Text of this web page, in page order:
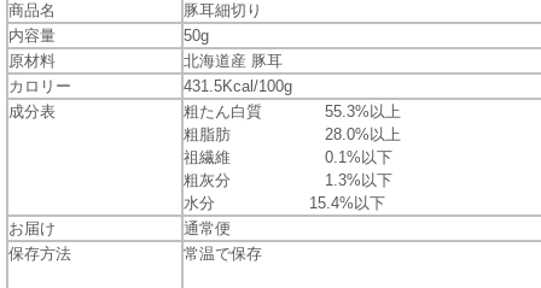
商品名
豚耳細切り
内容量
50g
原材料
北海道産 豚耳
カロリー
431.5Kcal/100g
成分表
粗たん白質 55.3%以上
粗脂肪 28.0%以上
祖繊維 0.1%以下
粗灰分 1.3%以下
水分 15.4%以下
お届け
通常便
保存方法
常温で保存